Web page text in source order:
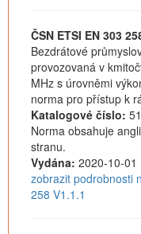
ČSN ETSI EN 303
Bezdrátové
provozovaná v
MHz s úrovněmi
norma pro přístup k
Katalogové číslo:
Norma obsahuje
stranu.
Vydána: 2020-10-01
zobrazit podrobnosti
258 V1.1.1